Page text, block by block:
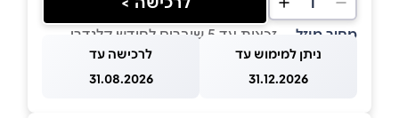
מחיר מוזל — זכאות עד 5 שוברים לחודש קלנדרי
ניתן למימוש עד
31.12.2026
לרכישה עד
31.08.2026